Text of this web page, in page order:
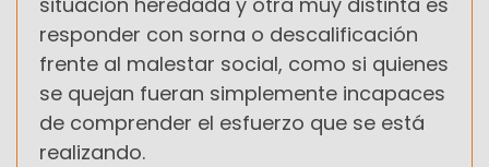
responder con sorna o descalificación
frente al malestar social, como si quienes
se quejan fueran simplemente incapaces
de comprender el esfuerzo que se está
realizando.